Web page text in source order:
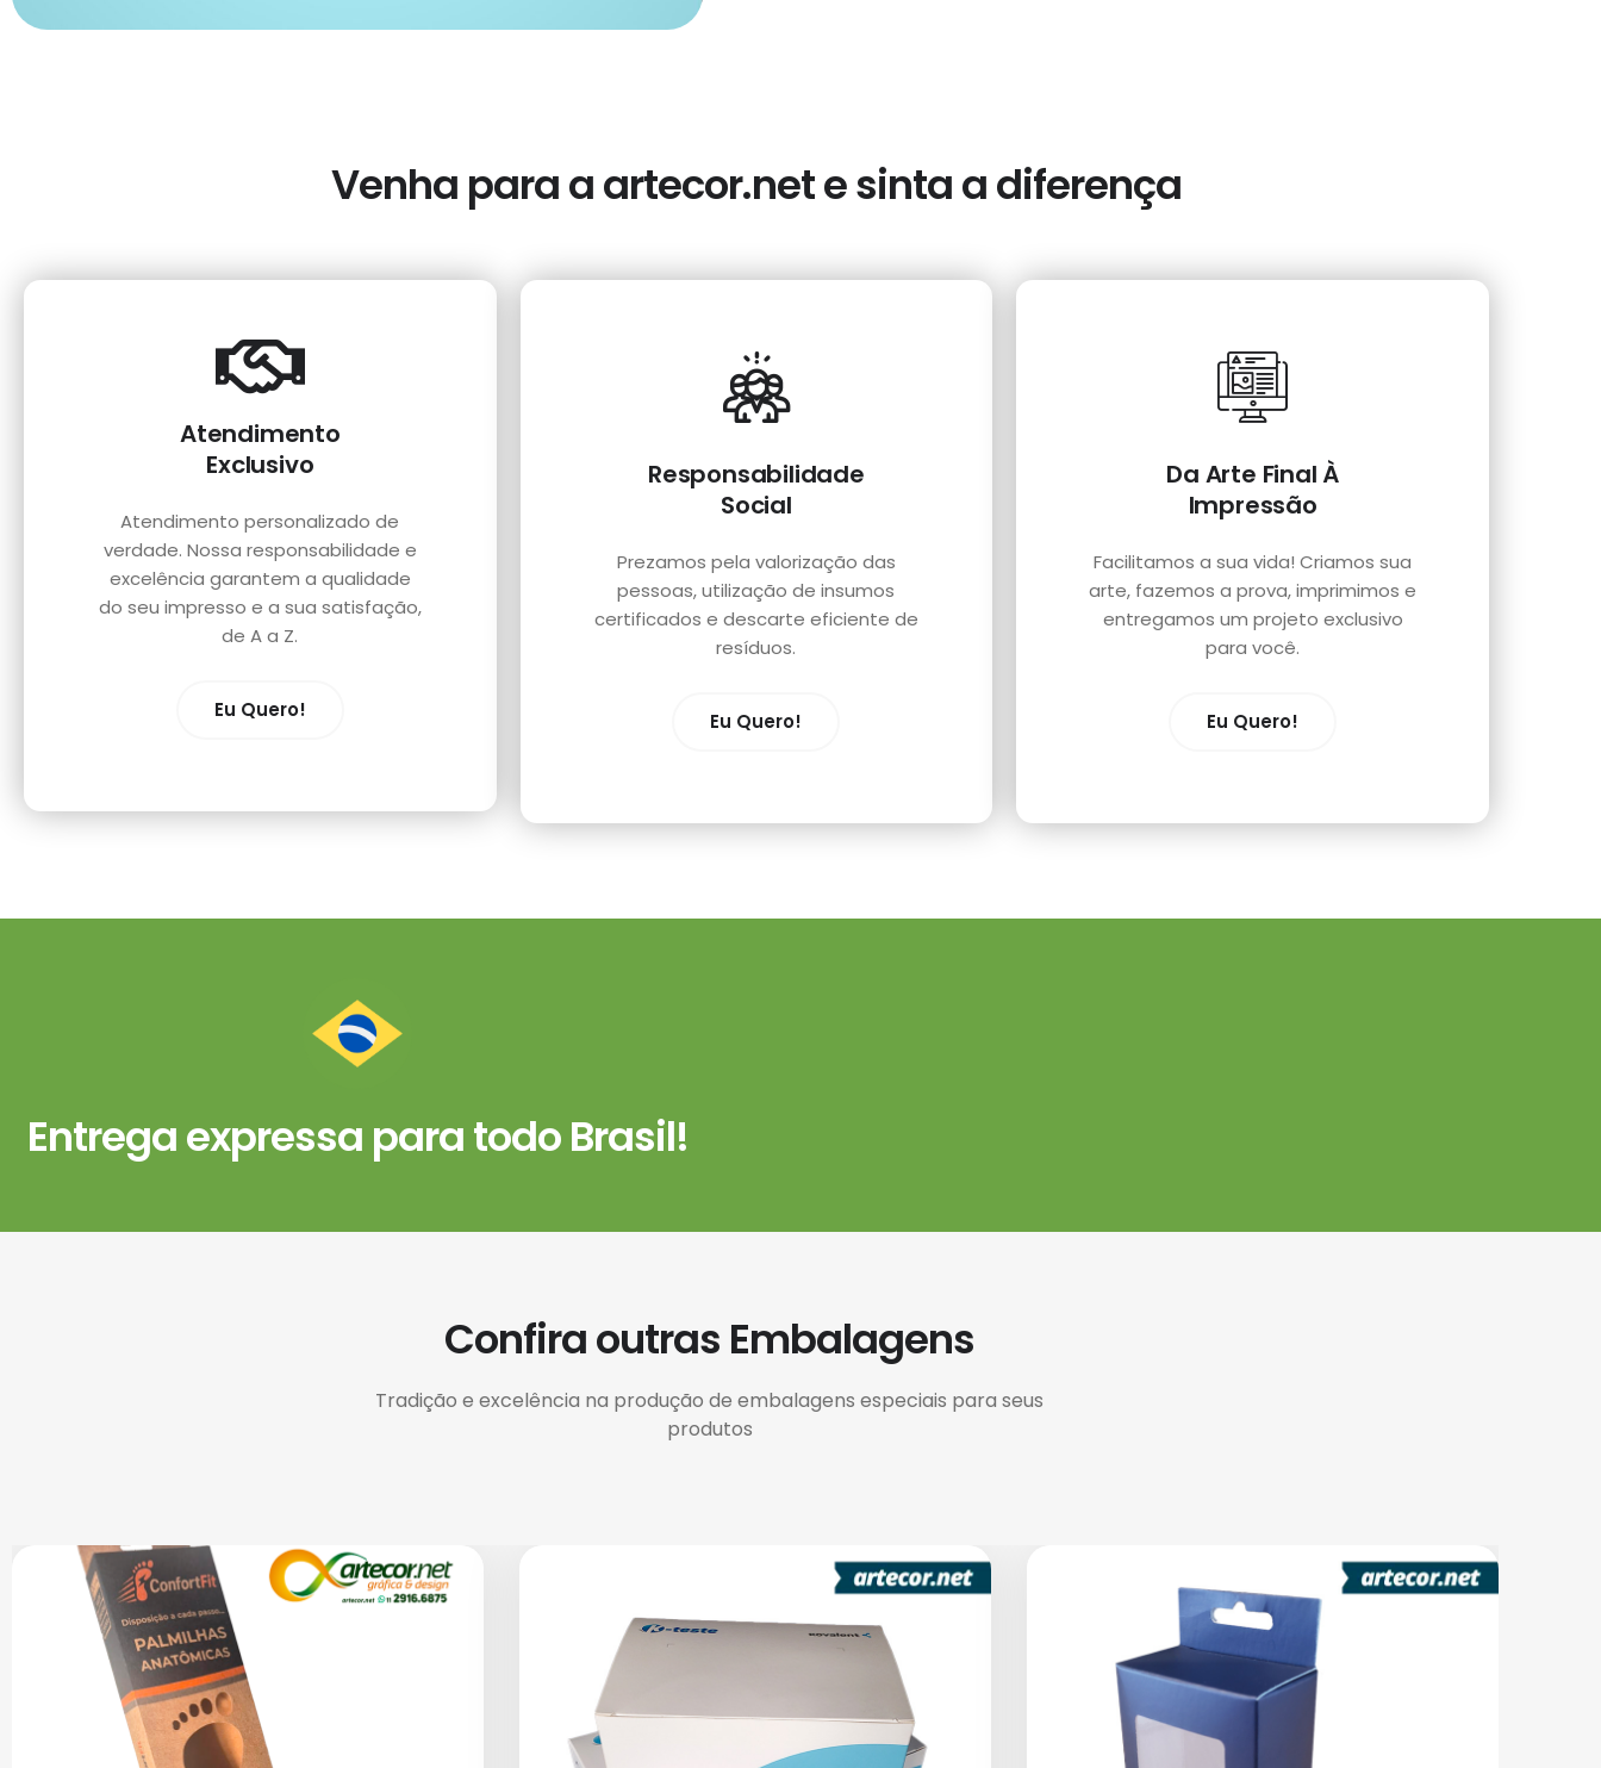
Venha para a artecor.net e sinta a diferença
Atendimento
Exclusivo
Atendimento personalizado de
verdade. Nossa responsabilidade e
excelência garantem a qualidade
do seu impresso e a sua satisfação,
de A a Z.
Eu Quero!
Responsabilidade
Social
Prezamos pela valorização das
pessoas, utilização de insumos
certificados e descarte eficiente de
resíduos.
Eu Quero!
Da Arte Final À
Impressão
Facilitamos a sua vida! Criamos sua
arte, fazemos a prova, imprimimos e
entregamos um projeto exclusivo
para você.
Eu Quero!
Entrega expressa para todo Brasil!
Confira outras Embalagens
Tradição e excelência na produção de embalagens especiais para seus
produtos